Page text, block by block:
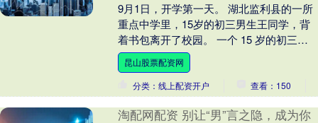
9月1日，开学第一天。 湖北监利县的一所
重点中学里，15岁的初三男生王同学，背
着书包离开了校园。 一个 15 岁的初三男
孩，就这么突然没了，生命消逝得如此仓
促，....
昆山股票配资网
分类：线上配资开户
查看：150
淘配网配资 别让“男”言之隐，成为你